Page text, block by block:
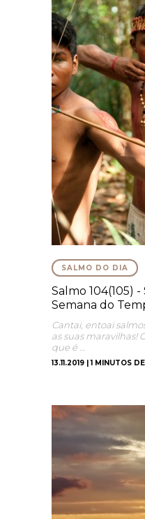
SALMO DO DIA
Salmo 104(105)
Semana do
Cantai, entoai
as suas maravilhas!
que é …
13.11.2019 | 1 MINUTOS